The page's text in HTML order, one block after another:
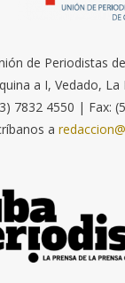
de Periodistas
a I, Vedado, La
7832 4550 | Fax:
a